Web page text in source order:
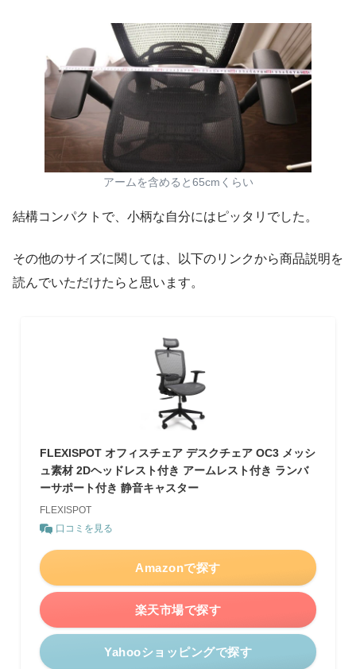
アームを含めると65cmくらい
結構コンパクトで、小柄な自分にはピッタリでした。
その他のサイズに関しては、以下のリンクから商品説明を
読んでいただけたらと思います。
FLEXISPOT オフィスチェア デスクチェア OC3 メッシ
ュ素材 2Dヘッドレスト付き アームレスト付き ランバ
ーサポート付き 静音キャスター
FLEXISPOT
口コミを見る
Amazonで探す
楽天市場で探す
Yahooショッピングで探す